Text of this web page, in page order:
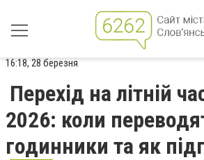
16:18, 28 березня
Перехід на літній
2026: коли
годинники та як